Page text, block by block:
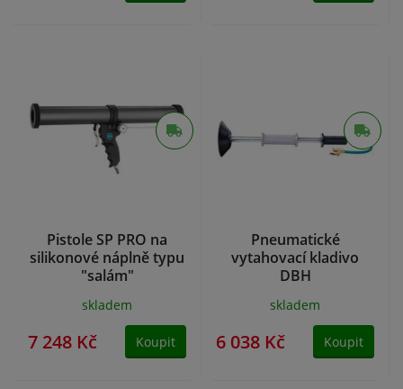
Pistole SP PRO na
silikonové náplně typu
"salám"
skladem
7 248 Kč Koupit
Pneumatické
vytahovací kladivo
DBH
skladem
6 038 Kč Koupit